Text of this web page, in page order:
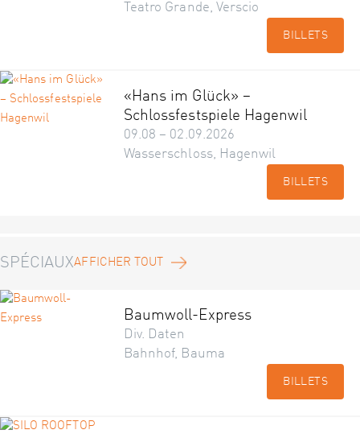
Teatro Grande, Verscio
BILLETS
«Hans im Glück» –
Schlossfestspiele Hagenwil
09.08 – 02.09.2026
Wasserschloss, Hagenwil
BILLETS
SPÉCIAUXAFFICHER TOUT
Baumwoll-Express
Div. Daten
Bahnhof, Bauma
BILLETS